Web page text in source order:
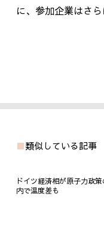
に、参加企業はさ
類似している記事
ドイツ経済相が原子力政
内で温度差も